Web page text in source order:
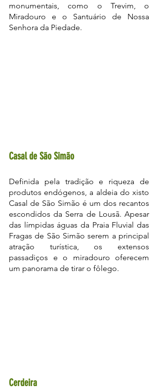
monumentais, como o Trevim, o
Miradouro e o Santuário de Nossa
Senhora da Piedade.
Casal de São Simão
Definida pela tradição e riqueza de
produtos endógenos, a aldeia do xisto
Casal de São Simão é um dos recantos
escondidos da Serra de Lousã. Apesar
das límpidas águas da Praia Fluvial das
Fragas de São Simão serem a principal
atração turística, os extensos
passadiços e o miradouro oferecem
um panorama de tirar o fôlego.
Cerdeira